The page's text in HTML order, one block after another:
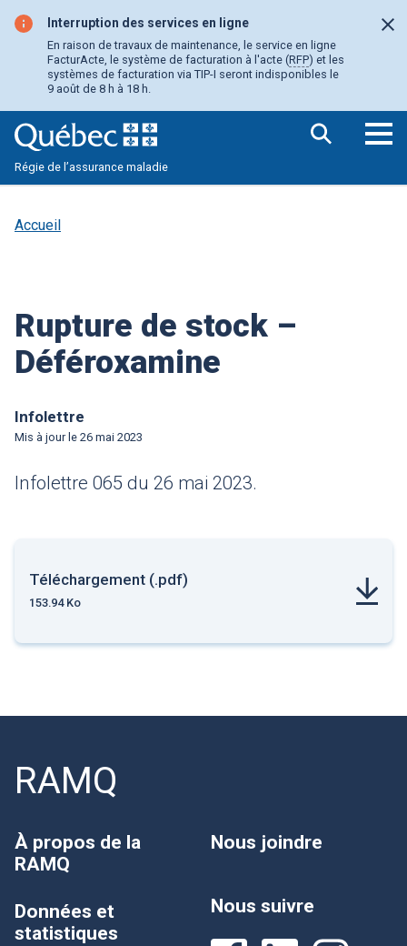
contenu
principal
Interruption des services en ligne
En raison de travaux de maintenance, le service en ligne
FacturActe, le système de facturation à l'acte (RFP) et les
systèmes de facturation via TIP-I seront indisponibles le
9 août de 8 h à 18 h.
Régie de l’assurance maladie
Accueil
Rupture de stock –
Déféroxamine
Infolettre
Mis à jour le 26 mai 2023
Infolettre 065 du 26 mai 2023.
Téléchargement (.pdf)
153.94 Ko
RAMQ
À propos de la
RAMQ
Données et
statistiques
Nous joindre
Nous suivre